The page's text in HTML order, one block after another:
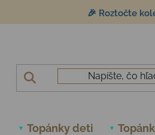
🎉 Roztočte
Topánky deti